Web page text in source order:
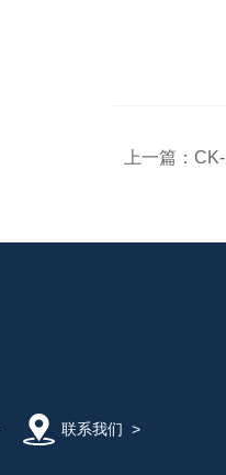
上一篇：
联系我们 >